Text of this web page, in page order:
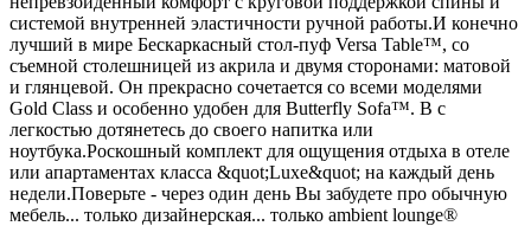
системой внутренней эластичности ручной работы.И конечно
лучший в мире Бескаркасный стол-пуф Versa Table™, со
съемной столешницей из акрила и двумя сторонами: матовой
и глянцевой. Он прекрасно сочетается со всеми моделями
Gold Class и особенно удобен для Butterfly Sofa™. В с
легкостью дотянетесь до своего напитка или
ноутбука.Роскошный комплект для ощущения отдыха в отеле
или апартаментах класса &quot;Luxe&quot; на каждый день
недели.Поверьте - через один день Вы забудете про обычную
мебель... только дизайнерская... только ambient lounge®